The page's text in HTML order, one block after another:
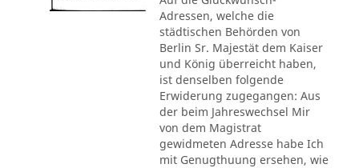
Adressen, welche die
städtischen Behörden von
Berlin Sr. Majestät dem Kaiser
und König überreicht haben,
ist denselben folgende
Erwiderung zugegangen: Aus
der beim Jahreswechsel Mir
von dem Magistrat
gewidmeten Adresse habe Ich
mit Genugthuung ersehen, wie